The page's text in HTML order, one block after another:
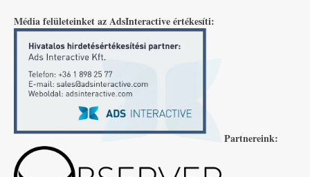
Média felületeinket az AdsInteractive értékesíti:
Partnereink: